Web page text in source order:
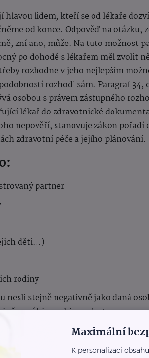
lidem, kteří se od lékaře
od konce. Odpověď na otázku,
zní ano, může. Na tuto možnost
po dohodě s lékařem měl zvolit
rozhodne v jeho nejlepším
rozhodl sám. Paragraf 34,
osobou s právem zástupného
lékař do zdravotnické
nepověří, stanovuje zákon pořadí
zdravotní péče a jejího plánování.
partner
děti...)
rodiny
nesli stejně negativně jako daná
není hierarchie osob stanovena.
osobou s právem zástupného
rozhodnout za pacienta, v
Maximální
K personalizaci